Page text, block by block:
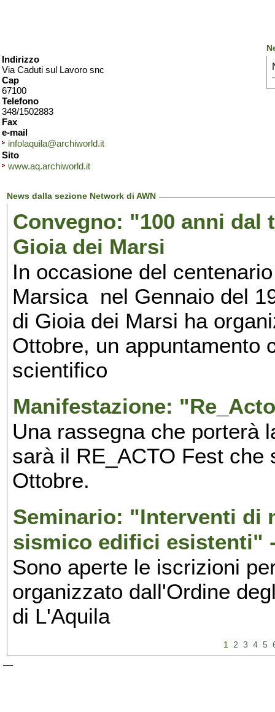
Indirizzo
Via Caduti sul Lavoro snc
Cap
67100
Telefono
348/1502883
Fax
e-mail
infolaquila@archiworld.it
Sito
www.aq.archiworld.it
News dalla sezione Network di AWN
Convegno: "100 anni dal
Gioia dei Marsi
In occasione del
Marsica nel Gennaio del
di Gioia dei Marsi ha
Ottobre, un appuntamento
scientifico
Manifestazione:
Una rassegna che porterà
sarà il RE_ACTO Fest
Ottobre.
Seminario: "Interventi di
sismico edifici esistenti"
Sono aperte le iscrizioni
organizzato dall'Ordine
di L'Aquila
1 2 3 4 5